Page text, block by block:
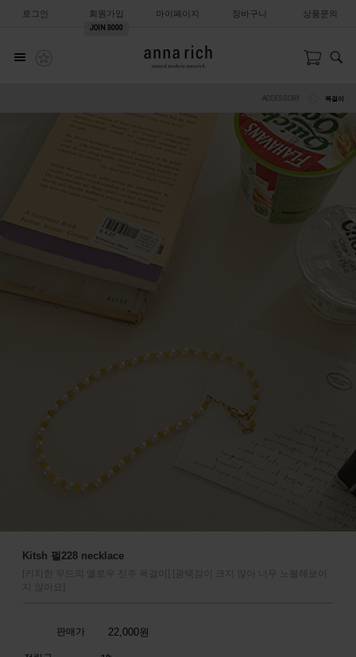
로그인 회원가입
JOIN 3000
마이페이지 장바구니 상품문의
목걸이
Kitsh 펄228 necklace
[키치한 무드의 옐로우 진주 목걸이] [광택감이 크지 않아 너무 노블해보이
지 않아요]
판매가 22,000원